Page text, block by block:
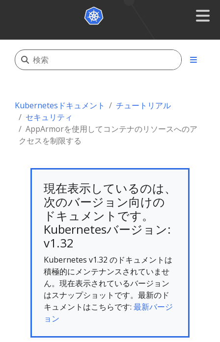
Kubernetesドキュメント
チュートリアル
セキュリティ
AppArmorを使用してコンテナのリソースへのア
クセスを制限する
現在表示しているのは、
次のバージョン向けの
ドキュメントです。
Kubernetesバージョン:
v1.32
Kubernetes v1.32 のドキュメントは
積極的にメンテナンスされていませ
ん。現在表示されているバージョン
はスナップショットです。最新のド
キュメントはこちらです: 最新バージ
ョン